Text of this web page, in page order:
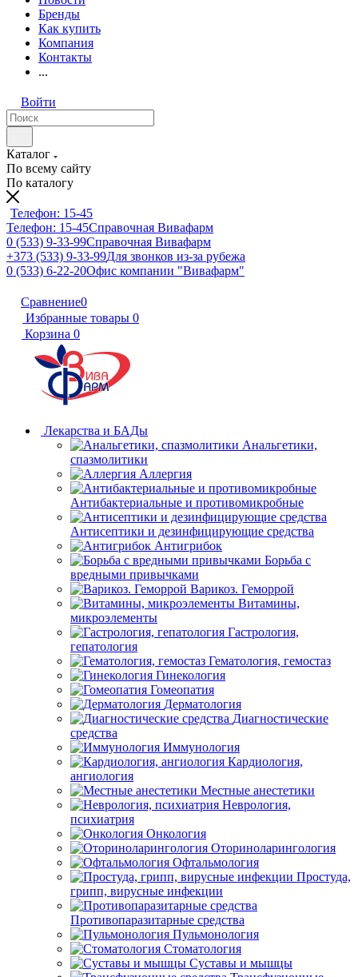
Бренды
Как купить
Компания
Контакты
...
Войти
Каталог
По всему сайту
По каталогу
Телефон: 15-45
Телефон: 15-45Справочная Вивафарм
0 (533) 9-33-99Справочная Вивафарм
+373 (533) 9-33-99Для звонков из-за рубежа
0 (533) 6-22-20Офис компании "Вивафарм"
Сравнение0
Избранные товары 0
Корзина 0
Лекарства и БАДы
Анальгетики,
спазмолитики
Аллергия
Антибактериальные и противомикробные
Антисептики и дезинфицирующие средства
Антигрибок
Борьба с
вредными привычками
Варикоз. Геморрой
Витамины,
микроэлементы
Гастрология,
гепатология
Гематология, гемостаз
Гинекология
Гомеопатия
Дерматология
Диагностические
средства
Иммунология
Кардиология,
ангиология
Местные анестетики
Неврология,
психиатрия
Онкология
Оториноларингология
Офтальмология
Простуда,
грипп, вирусные инфекции
Противопаразитарные средства
Пульмонология
Стоматология
Суставы и мышцы